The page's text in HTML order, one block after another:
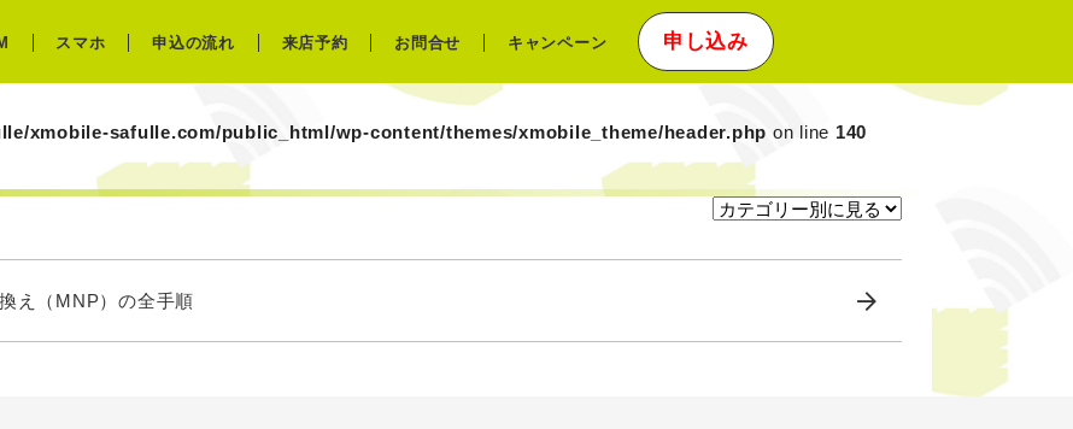
スマホ 申込の流れ 来店予約 お問合せ キャンペーン 申し込み
xmobile-safulle.com/public_html/wp-content/themes/xmobile_theme/header.php on line 140
え（MNP）の全手順